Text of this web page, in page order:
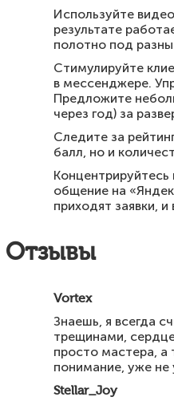
Используйте
результате
полотно под
Стимулируйте
в мессенджере.
Предложите
через год) за
Следите за
балл, но и
общение на
приходят заявки,
Отзывы
Vortex
Знаешь, я всегда
трещинами,
просто мастера, а
понимание, уже не
Stellar_Joy